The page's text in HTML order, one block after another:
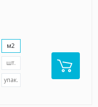
м2
шт.
упак.